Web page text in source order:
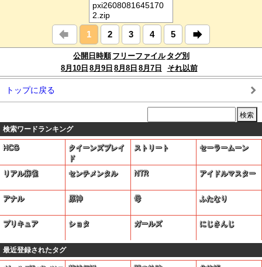
pxi2608081645170
2.zip
1 2 3 4 5
公開日時順 フリーファイル タグ別
8月10日 8月9日 8月8日 8月7日 それ以前
トップに戻る
検索ワードランキング
HCG
クイーンズブレイ
ド
ストリート セーラームーン
リアル麻雀 センチメンタル NTR アイドルマスター
アナル 原神 母 ふたなり
プリキュア ショタ ガールズ にじさんじ
最近登録されたタグ